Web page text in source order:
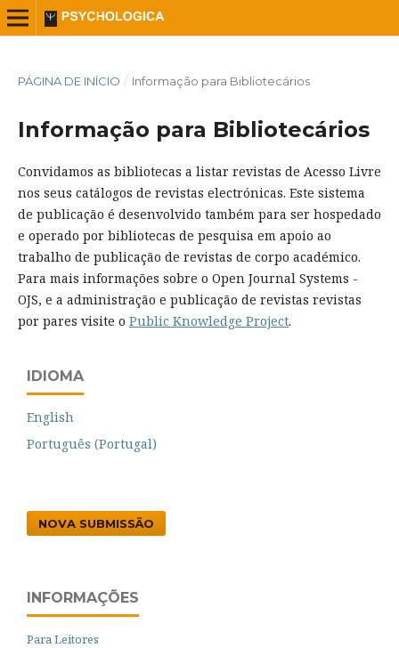
PÁGINA DE INÍCIO / Informação para Bibliotecários
Informação para Bibliotecários
Convidamos as bibliotecas a listar revistas de Acesso Livre
nos seus catálogos de revistas electrónicas. Este sistema
de publicação é desenvolvido também para ser hospedado
e operado por bibliotecas de pesquisa em apoio ao
trabalho de publicação de revistas de corpo académico.
Para mais informações sobre o Open Journal Systems -
OJS, e a administração e publicação de revistas revistas
por pares visite o Public Knowledge Project.
IDIOMA
English
Português (Portugal)
NOVA SUBMISSÃO
INFORMAÇÕES
Para Leitores